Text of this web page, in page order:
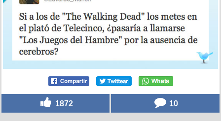
1872 10